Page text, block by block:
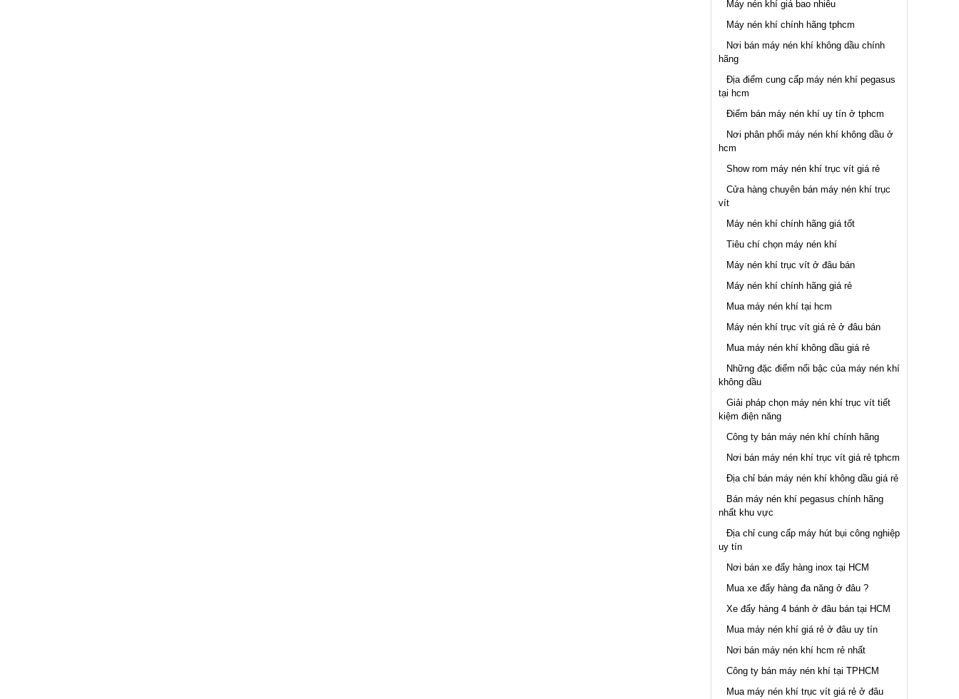
Máy nén khí giá bao nhiêu
Máy nén khí chính hãng tphcm
Nơi bán máy nén khí không dầu chính
hãng
Địa điểm cung cấp máy nén khí pegasus
tại hcm
Điểm bán máy nén khí uy tín ở tphcm
Nơi phân phối máy nén khí không dầu ở
hcm
Show rom máy nén khí trục vít giá rẻ
Cửa hàng chuyên bán máy nén khí trục
vít
Máy nén khí chính hãng giá tốt
Tiêu chí chọn máy nén khí
Máy nén khí trục vít ở đâu bán
Máy nén khí chính hãng giá rẻ
Mua máy nén khí tại hcm
Máy nén khí trục vít giá rẻ ở đâu bán
Mua máy nén khí không dầu giá rẻ
Những đặc điểm nổi bậc của máy nén khí
không dầu
Giải pháp chọn máy nén khí trục vít tiết
kiệm điện năng
Công ty bán máy nén khí chính hãng
Nơi bán máy nén khí trục vít giá rẻ tphcm
Địa chỉ bán máy nén khí không dầu giá rẻ
Bán máy nén khí pegasus chính hãng
nhất khu vực
Địa chỉ cung cấp máy hút bụi công nghiệp
uy tín
Nơi bán xe đẩy hàng inox tại HCM
Mua xe đẩy hàng đa năng ở đâu ?
Xe đẩy hàng 4 bánh ở đâu bán tại HCM
Mua máy nén khí giá rẻ ở đâu uy tín
Nơi bán máy nén khí hcm rẻ nhất
Công ty bán máy nén khí tại TPHCM
Mua máy nén khí trục vít giá rẻ ở đâu